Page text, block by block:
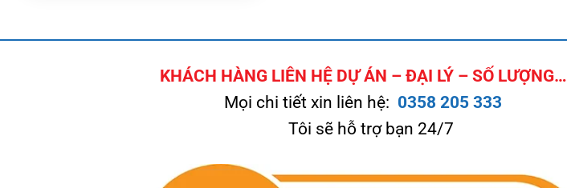
KHÁCH HÀNG LIÊN HỆ DỰ ÁN – ĐẠI LÝ – SỐ LƯỢNG…
Mọi chi tiết xin liên hệ: 0358 205 333
Tôi sẽ hỗ trợ bạn 24/7